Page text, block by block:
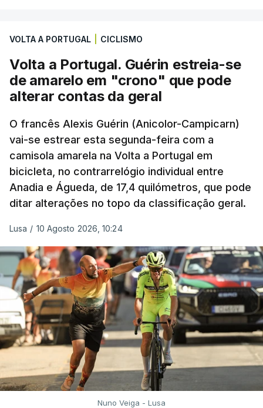
VOLTA A PORTUGAL CICLISMO
Volta a Portugal. Guérin estreia-se
de amarelo em "crono" que pode
alterar contas da geral
O francês Alexis Guérin (Anicolor-Campicarn)
vai-se estrear esta segunda-feira com a
camisola amarela na Volta a Portugal em
bicicleta, no contrarrelógio individual entre
Anadia e Águeda, de 17,4 quilómetros, que pode
ditar alterações no topo da classificação geral.
Lusa / 10 Agosto 2026, 10:24
Nuno Veiga - Lusa